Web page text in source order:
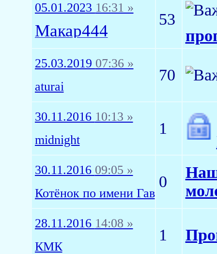
05.01.2023 16:31 »
Макар444
53
25.03.2019 07:36 »
aturai
70
30.11.2016 10:13 »
midnight
1
30.11.2016 09:05 »
Котёнок по имени Гав
0
28.11.2016 14:08 »
КМК
1